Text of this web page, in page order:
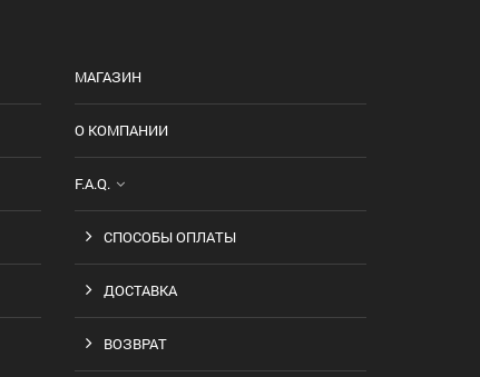
МАГАЗИН
О КОМПАНИИ
F.A.Q.
СПОСОБЫ ОПЛАТЫ
ДОСТАВКА
ВОЗВРАТ